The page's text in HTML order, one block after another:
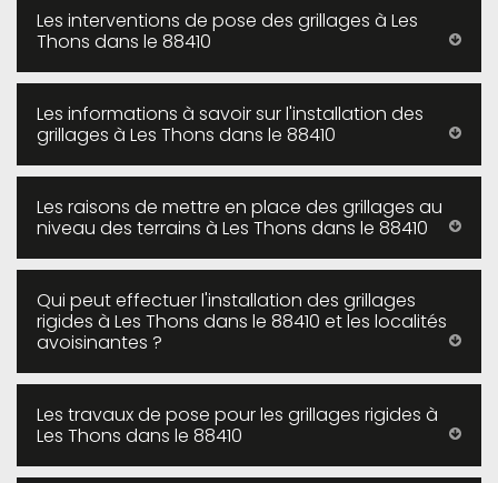
Les interventions de pose des grillages à Les
Thons dans le 88410
Les informations à savoir sur l'installation des
grillages à Les Thons dans le 88410
Les raisons de mettre en place des grillages au
niveau des terrains à Les Thons dans le 88410
Qui peut effectuer l'installation des grillages
rigides à Les Thons dans le 88410 et les localités
avoisinantes ?
Les travaux de pose pour les grillages rigides à
Les Thons dans le 88410